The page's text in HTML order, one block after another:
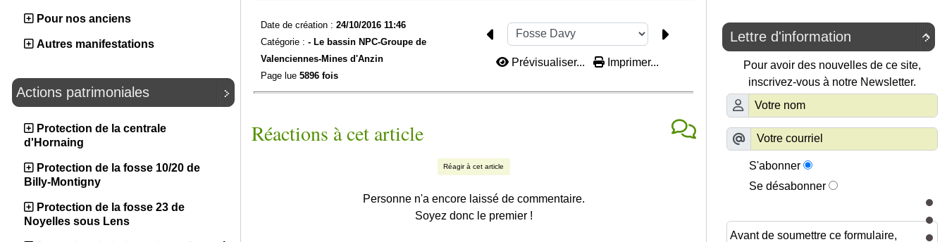
Pour nos anciens
Autres manifestations
Actions patrimoniales
Protection de la centrale
d'Hornaing
Protection de la fosse 10/20 de
Billy-Montigny
Protection de la fosse 23 de
Noyelles sous Lens
Date de création : 24/10/2016 11:46
Catégorie : - Le bassin NPC-Groupe de
Valenciennes-Mines d'Anzin
Page lue 5896 fois
Prévisualiser... Imprimer...
Réactions à cet article
Réagir à cet article
Personne n'a encore laissé de commentaire.
Soyez donc le premier !

Lettre d'information
Pour avoir des nouvelles de ce site,
inscrivez-vous à notre Newsletter.
S'abonner
Se désabonner
Avant de soumettre ce formulaire,